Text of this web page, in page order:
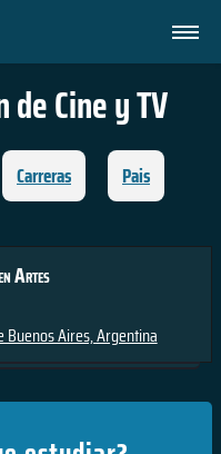
de Cine y TV
Carreras Pais
Artes
Buenos Aires, Argentina